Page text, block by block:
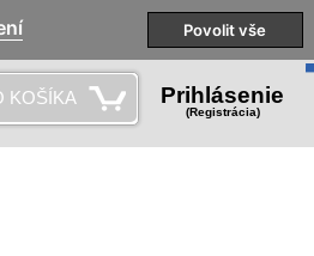
pobočky Technická podpora
KOŠÍKA Prihlásenie
(Registrácia)
Povolit vše